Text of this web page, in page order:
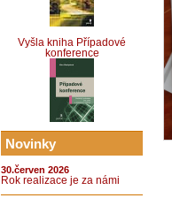
Vyšla kniha Případové
konference
Novinky
30.červen 2026
Rok realizace je za námi